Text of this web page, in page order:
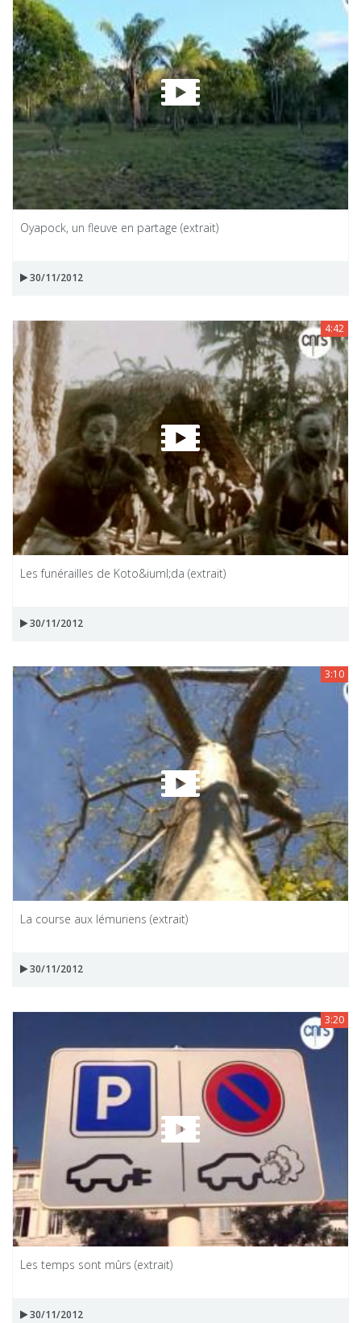
Oyapock, un fleuve en partage (extrait)
30/11/2012
4:42
Les funérailles de Koto&iuml;da (extrait)
30/11/2012
3:10
La course aux lémuriens (extrait)
30/11/2012
3:20
Les temps sont mûrs (extrait)
30/11/2012